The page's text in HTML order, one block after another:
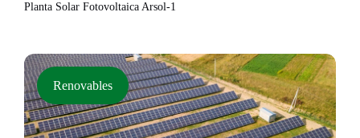
Planta Solar Fotovoltaica Arsol-1
Renovables